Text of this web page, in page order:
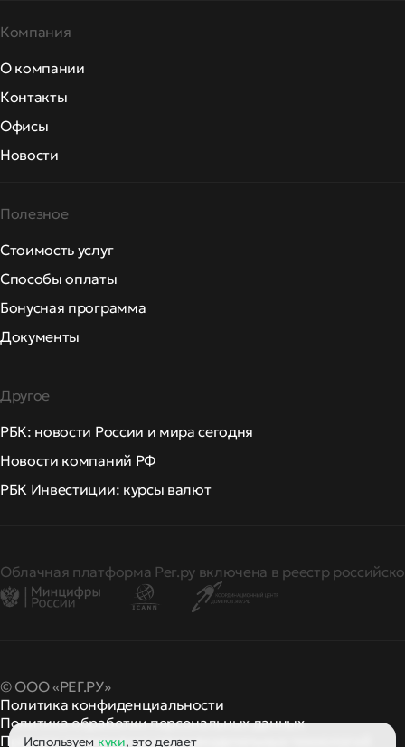
Компания
О компании
Контакты
Офисы
Новости
Полезное
Стоимость услуг
Способы оплаты
Бонусная программа
Документы
Другое
РБК: новости России и мира сегодня
Новости компаний РФ
РБК Инвестиции: курсы валют
Облачная платформа Рег.ру включена в реестр
© ООО «РЕГ.РУ»
Политика конфиденциальности
Политика обработки персональных данных
Правила применения рекомендательных технологий
Используем куки, это делает